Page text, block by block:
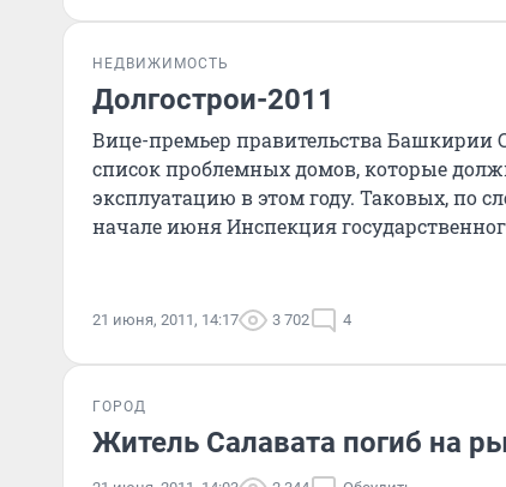
НЕДВИЖИМОСТЬ
Долгострои-2011
Вице-премьер правительства Башкирии
список проблемных домов, которые
эксплуатацию в этом году. Таковых, по
начале июня Инспекция
21 июня, 2011, 14:17 3 702 4
ГОРОД
Житель Салавата погиб на